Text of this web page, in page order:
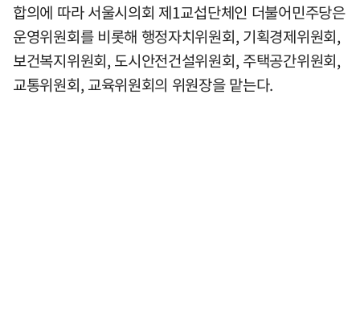
합의에 따라 서울시의회 제1교섭단체인 더불어민주당은
운영위원회를 비롯해 행정자치위원회, 기획경제위원회,
보건복지위원회, 도시안전건설위원회, 주택공간위원회,
교통위원회, 교육위원회의 위원장을 맡는다.